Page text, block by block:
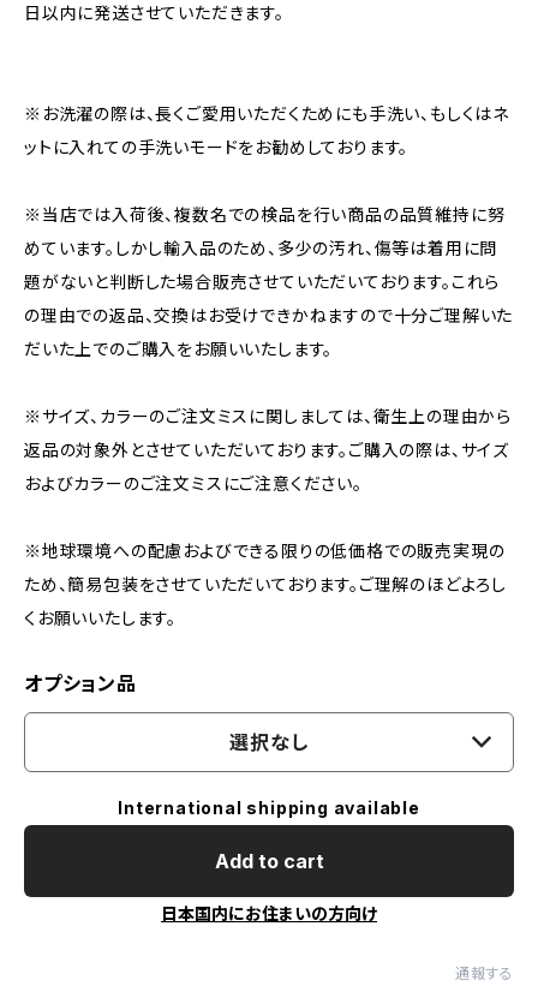
日以内に発送させていただきます。
※お洗濯の際は、長くご愛用いただくためにも手洗い、もしくはネ
ットに入れての手洗いモードをお勧めしております。
※当店では入荷後、複数名での検品を行い商品の品質維持に努
めています。しかし輸入品のため、多少の汚れ、傷等は着用に問
題がないと判断した場合販売させていただいております。これら
の理由での返品、交換はお受けできかねますので十分ご理解いた
だいた上でのご購入をお願いいたします。
※サイズ、カラーのご注文ミスに関しましては、衛生上の理由から
返品の対象外とさせていただいております。ご購入の際は、サイズ
およびカラーのご注文ミスにご注意ください。
※地球環境への配慮およびできる限りの低価格での販売実現の
ため、簡易包装をさせていただいております。ご理解のほどよろし
くお願いいたします。
オプション品
選択なし
International shipping available
Add to cart
日本国内にお住まいの方向け
通報する